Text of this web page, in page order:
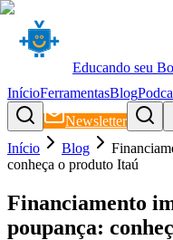
Educando seu
InícioFerramentasBlog
Newsletter
Início
Blog
conheça o produto Itaú
Financiamento
poupança: